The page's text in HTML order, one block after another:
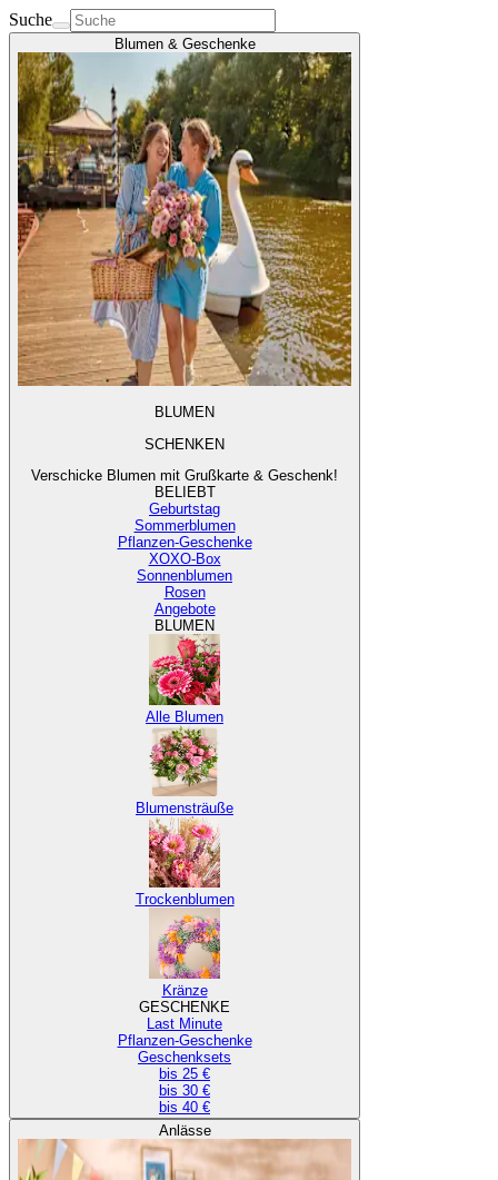
Suche
Blumen & Geschenke
BLUMEN
SCHENKEN
Verschicke Blumen mit Grußkarte & Geschenk!
BELIEBT
Geburtstag
Sommerblumen
Pflanzen-Geschenke
XOXO-Box
Sonnenblumen
Rosen
Angebote
BLUMEN
Alle Blumen
Blumensträuße
Trockenblumen
Kränze
GESCHENKE
Last Minute
Pflanzen-Geschenke
Geschenksets
bis 25 €
bis 30 €
bis 40 €
Anlässe